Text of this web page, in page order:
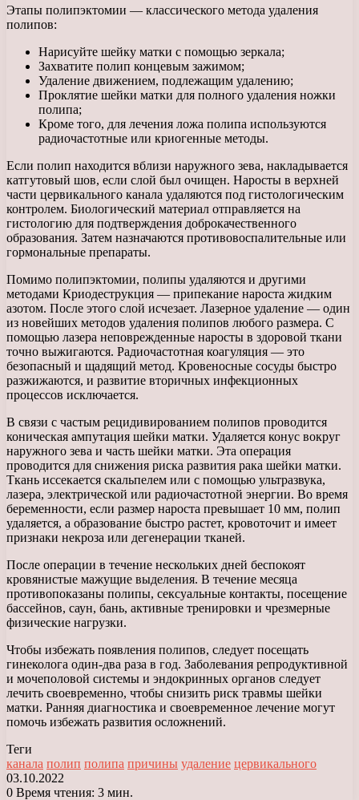
Этапы полипэктомии — классического метода удаления
полипов:
Нарисуйте шейку матки с помощью зеркала;
Захватите полип концевым зажимом;
Удаление движением, подлежащим удалению;
Проклятие шейки матки для полного удаления ножки
полипа;
Кроме того, для лечения ложа полипа используются
радиочастотные или криогенные методы.
Если полип находится вблизи наружного зева, накладывается
катгутовый шов, если слой был очищен. Наросты в верхней
части цервикального канала удаляются под гистологическим
контролем. Биологический материал отправляется на
гистологию для подтверждения доброкачественного
образования. Затем назначаются противовоспалительные или
гормональные препараты.
Помимо полипэктомии, полипы удаляются и другими
методами Криодеструкция — припекание нароста жидким
азотом. После этого слой исчезает. Лазерное удаление — один
из новейших методов удаления полипов любого размера. С
помощью лазера неповрежденные наросты в здоровой ткани
точно выжигаются. Радиочастотная коагуляция — это
безопасный и щадящий метод. Кровеносные сосуды быстро
разжижаются, и развитие вторичных инфекционных
процессов исключается.
В связи с частым рецидивированием полипов проводится
коническая ампутация шейки матки. Удаляется конус вокруг
наружного зева и часть шейки матки. Эта операция
проводится для снижения риска развития рака шейки матки.
Ткань иссекается скальпелем или с помощью ультразвука,
лазера, электрической или радиочастотной энергии. Во время
беременности, если размер нароста превышает 10 мм, полип
удаляется, а образование быстро растет, кровоточит и имеет
признаки некроза или дегенерации тканей.
После операции в течение нескольких дней беспокоят
кровянистые мажущие выделения. В течение месяца
противопоказаны полипы, сексуальные контакты, посещение
бассейнов, саун, бань, активные тренировки и чрезмерные
физические нагрузки.
Чтобы избежать появления полипов, следует посещать
гинеколога один-два раза в год. Заболевания репродуктивной
и мочеполовой системы и эндокринных органов следует
лечить своевременно, чтобы снизить риск травмы шейки
матки. Ранняя диагностика и своевременное лечение могут
помочь избежать развития осложнений.
Теги
канала полип полипа причины удаление цервикального
03.10.2022
0 Время чтения: 3 мин.